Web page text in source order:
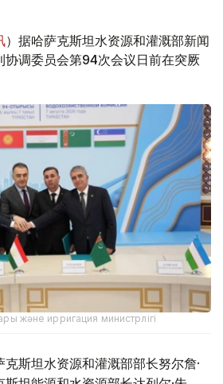
）据哈萨克斯坦水资源和灌溉部新闻
协调委员会第94次会议日前在突厥
және ирригация министрлігі
斯坦水资源和灌溉部部长努尔詹·